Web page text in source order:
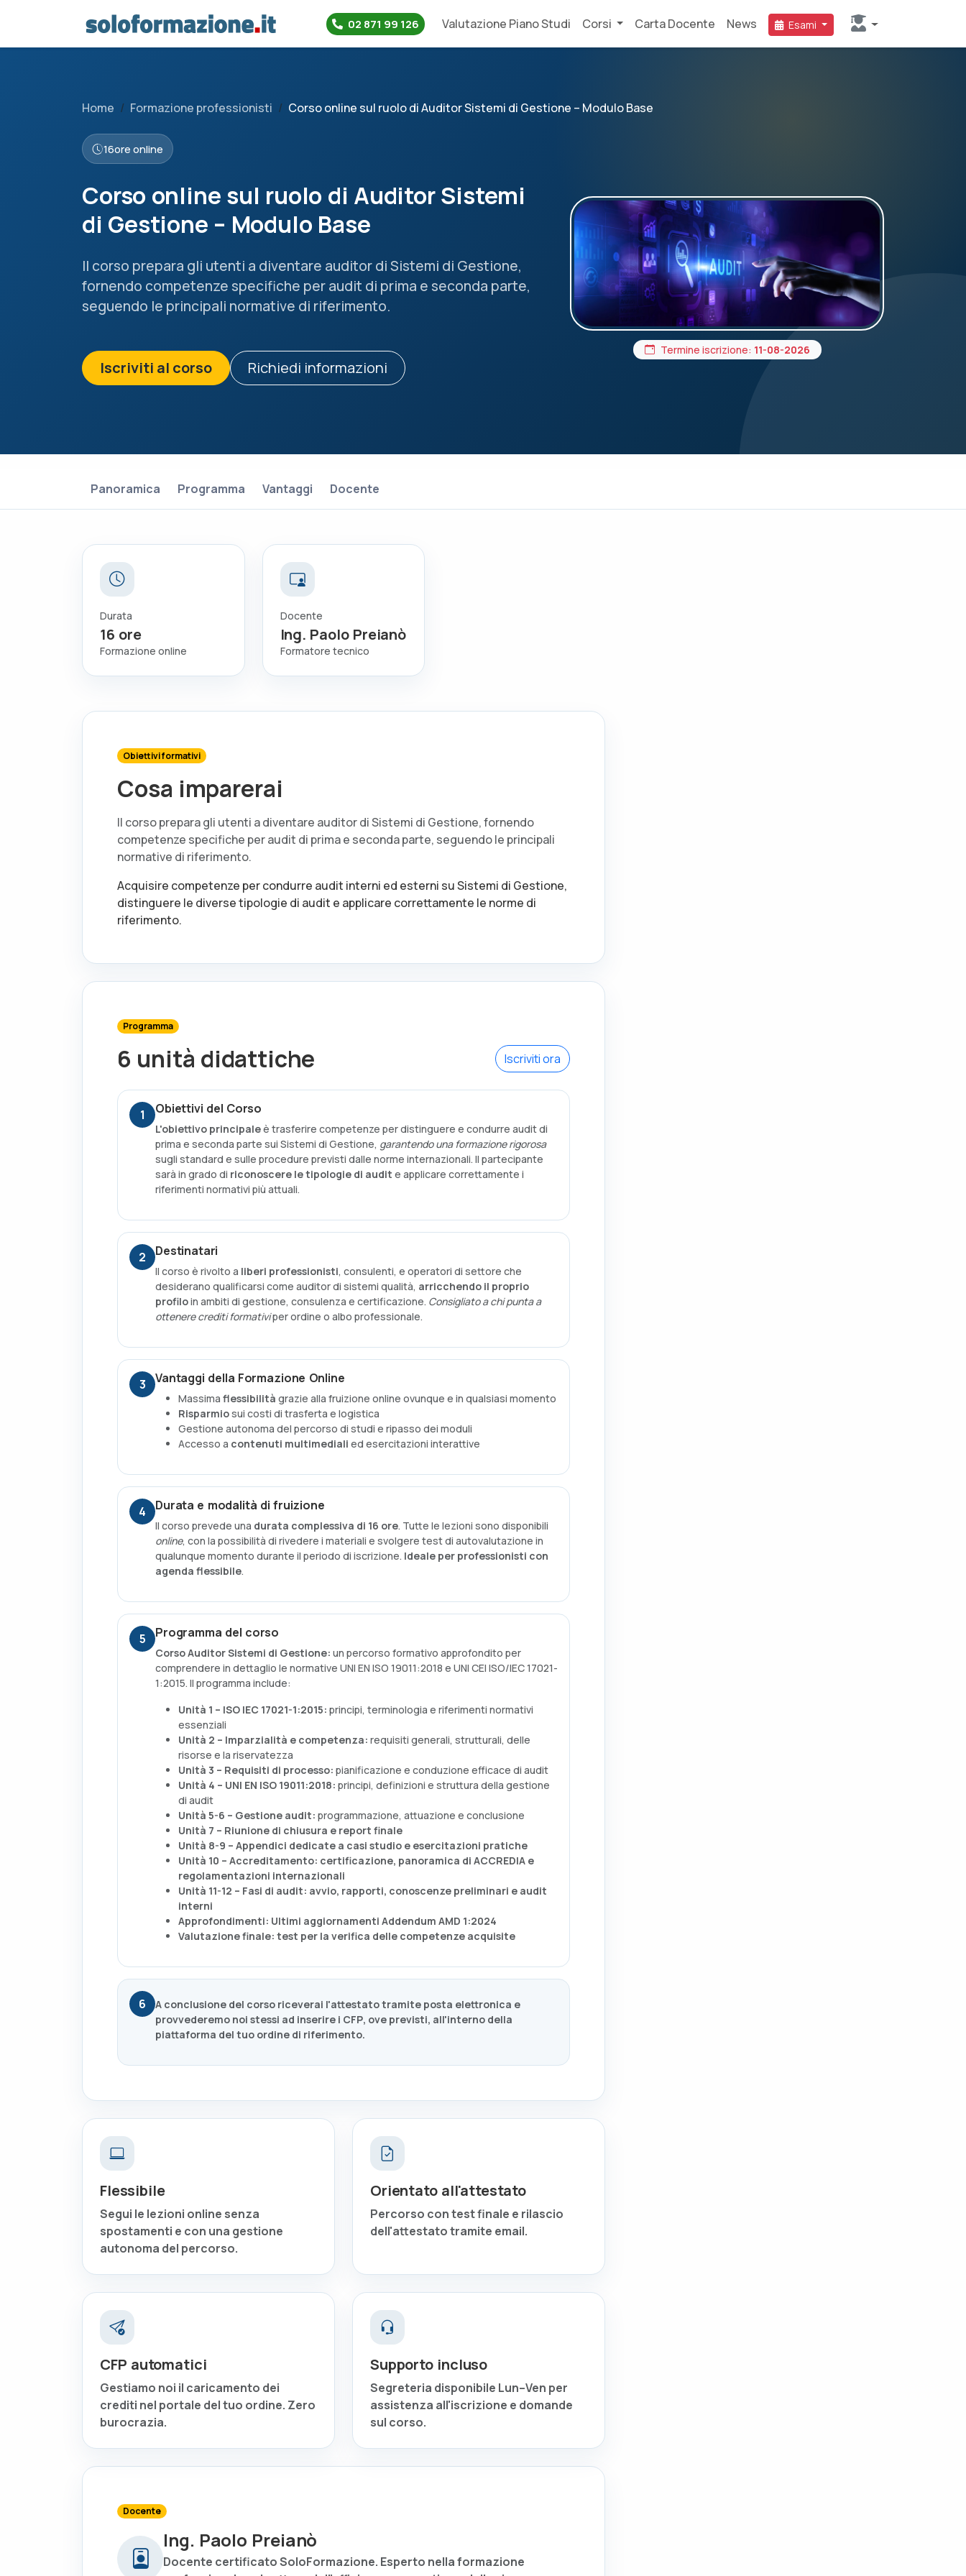
02 871 99 126 Valutazione Piano Studi Corsi Carta Docente News Esami
Home Formazione professionisti Corso online sul ruolo di Auditor Sistemi di Gestione – Modulo Base
16ore online
Corso online sul ruolo di Auditor Sistemi
di Gestione – Modulo Base
Il corso prepara gli utenti a diventare auditor di Sistemi di Gestione,
fornendo competenze specifiche per audit di prima e seconda parte,
seguendo le principali normative di riferimento.
Iscriviti al corso Richiedi informazioni
Termine iscrizione: 11-08-2026
Panoramica Programma Vantaggi Docente
Durata
16 ore
Formazione online
Docente
Ing. Paolo Preianò
Formatore tecnico
Obiettivi formativi
Cosa imparerai
Il corso prepara gli utenti a diventare auditor di Sistemi di Gestione, fornendo
competenze specifiche per audit di prima e seconda parte, seguendo le principali
normative di riferimento.
Acquisire competenze per condurre audit interni ed esterni su Sistemi di Gestione,
distinguere le diverse tipologie di audit e applicare correttamente le norme di
riferimento.
Programma
6 unità didattiche Iscriviti ora
1 Obiettivi del Corso
L'obiettivo principaleè trasferire competenze per distinguere e condurre audit di
prima e seconda parte sui Sistemi di Gestione, garantendo una formazione rigorosa
sugli standard e sulle procedure previsti dalle norme internazionali. Il partecipante
sarà in grado di riconoscere le tipologie di audit e applicare correttamente i
riferimenti normativi più attuali.
2 Destinatari
Il corso è rivolto a liberi professionisti, consulenti, e operatori di settore che
desiderano qualificarsi come auditor di sistemi qualità, arricchendo il proprio
profiloin ambiti di gestione, consulenza e certificazione. Consigliato a chi punta a
ottenere crediti formativiper ordine o albo professionale.
3 Vantaggi della Formazione Online
Massima flessibilità grazie alla fruizione online ovunque e in qualsiasi momento
Risparmiosui costi di trasferta e logistica
Gestione autonoma del percorso di studi e ripasso dei moduli
Accesso a contenuti multimediali ed esercitazioni interattive
4 Durata e modalità di fruizione
Il corso prevede una durata complessiva di 16 ore. Tutte le lezioni sono disponibili
online, con la possibilità di rivedere i materiali e svolgere test di autovalutazione in
qualunque momento durante il periodo di iscrizione. Ideale per professionisti con
agenda flessibile.
5 Programma del corso
Corso Auditor Sistemi di Gestione: un percorso formativo approfondito per
comprendere in dettaglio le normative UNI EN ISO 19011:2018 e UNI CEI ISO/IEC 17021-
1:2015. Il programma include:
Unità 1 – ISO IEC 17021-1:2015: principi, terminologia e riferimenti normativi
essenziali
Unità 2 – Imparzialità e competenza: requisiti generali, strutturali, delle
risorse e la riservatezza
Unità 3 – Requisiti di processo: pianificazione e conduzione efficace di audit
Unità 4 – UNI EN ISO 19011:2018: principi, definizioni e struttura della gestione
di audit
Unità 5-6 – Gestione audit: programmazione, attuazione e conclusione
Unità 7 – Riunione di chiusura e report finale
Unità 8-9 – Appendici dedicate a casi studio e esercitazioni pratiche
Unità 10 – Accreditamento: certificazione, panoramica di ACCREDIA e
regolamentazioni internazionali
Unità 11-12 – Fasi di audit: avvio, rapporti, conoscenze preliminari e audit
interni
Approfondimenti: Ultimi aggiornamenti Addendum AMD 1:2024
Valutazione finale: test per la verifica delle competenze acquisite
6 A conclusione del corso riceverai l'attestato tramite posta elettronica e
provvederemo noi stessi ad inserire i CFP, ove previsti, all'interno della
piattaforma del tuo ordine di riferimento.
Flessibile
Segui le lezioni online senza
spostamenti e con una gestione
autonoma del percorso.
Orientato all'attestato
Percorso con test finale e rilascio
dell'attestato tramite email.
CFP automatici
Gestiamo noi il caricamento dei
crediti nel portale del tuo ordine. Zero
burocrazia.
Supporto incluso
Segreteria disponibile Lun–Ven per
assistenza all'iscrizione e domande
sul corso.
Docente
Ing. Paolo Preianò
Docente certificato SoloFormazione. Esperto nella formazione